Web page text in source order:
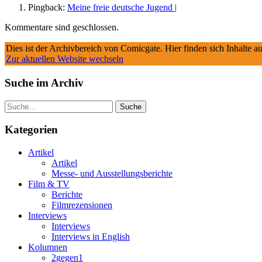
Pingback: Meine freie deutsche Jugend |
Kommentare sind geschlossen.
Dies ist der Archivbereich von Comicgate. Hier finden sich Inhalte
Zur aktuellen Website wechseln
Suche im Archiv
Suche
Kategorien
Artikel
Artikel
Messe- und Ausstellungsberichte
Film & TV
Berichte
Filmrezensionen
Interviews
Interviews
Interviews in English
Kolumnen
2gegen1